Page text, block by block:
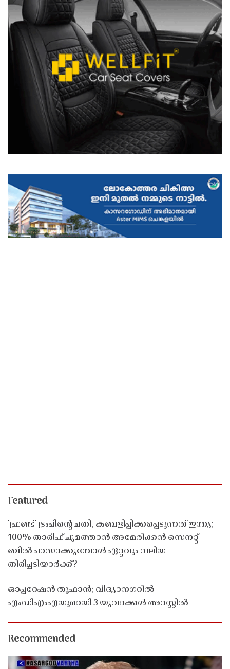
Featured
'ഫ്രണ്ട്' ട്രംപിന്റെ ചതി, കബളിപ്പിക്കപ്പെടുന്നത് ഇന്ത്യ;
100% താരിഫ് ചുമത്താൻ അമേരിക്കൻ സെനറ്റ്
ബിൽ പാസാക്കുമ്പോൾ ഏറ്റവും വലിയ
തിരിച്ചടിയാർക്ക്?
ഓപ്പറേഷൻ തൂഫാൻ; വിദ്യാനഗറിൽ
എംഡിഎംഎയുമായി 3 യുവാക്കൾ അറസ്റ്റിൽ
Recommended